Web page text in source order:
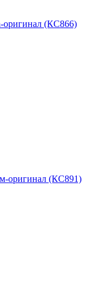
оригинал (КС866)
оригинал (КС891)